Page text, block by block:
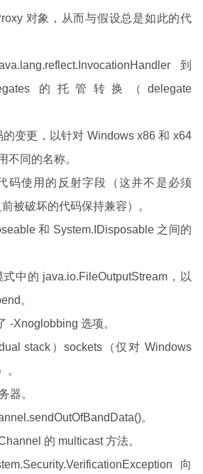
对象，从而与假设总是如此的代
到
的托管转换（delegate
的变更，以针对 Windows x86 和 x64
不同的名称。
码使用的反射字段（这并不是必须
被破坏的代码保持兼容）。
和 System.IDisposable 之间的
中的 java.io.FileOutputStream，以
。
-Xnoglobbing 选项。
stack）sockets（仅对 Windows
。
器。
。
的 multicast 方法。
向